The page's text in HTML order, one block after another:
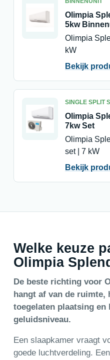
Olimpia
5kw
Olimpia
kW
Bekijk
SINGLE SPLIT
Olimpia
7kw Set
Olimpia
set | 7 kW
Bekijk
Welke keuze
Olimpia
De beste richting voor
hangt af van de ruimte,
toegelaten plaatsing en
geluidsniveau.
Een slaapkamer vraagt
goede luchtverdeling.